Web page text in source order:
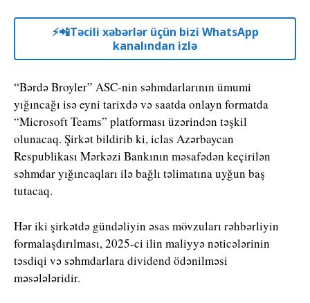
⚡️📲Təcili xəbərlər üçün bizi WhatsApp
kanalından izlə
“Bərdə Broyler” ASC-nin səhmdarlarının ümumi
yığıncağı isə eyni tarixdə və saatda onlayn formatda
“Microsoft Teams” platforması üzərindən təşkil
olunacaq. Şirkət bildirib ki, iclas Azərbaycan
Respublikası Mərkəzi Bankının məsafədən keçirilən
səhmdar yığıncaqları ilə bağlı təlimatına uyğun baş
tutacaq.
Hər iki şirkətdə gündəliyin əsas mövzuları rəhbərliyin
formalaşdırılması, 2025-ci ilin maliyyə nəticələrinin
təsdiqi və səhmdarlara dividend ödənilməsi
məsələləridir.